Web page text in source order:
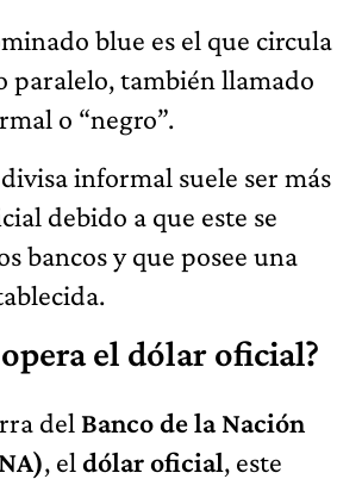
blue es el que circula
paralelo, también llamado
o “negro”.
informal suele ser más
debido a que este se
bancos y que posee una
el dólar oficial?
del Banco de la Nación
, el dólar oficial, este